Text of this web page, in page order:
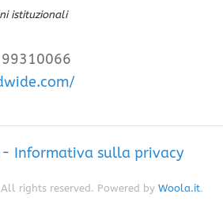
istituzionali
Informativa sulla privacy
rights reserved. Powered by Woola.it.